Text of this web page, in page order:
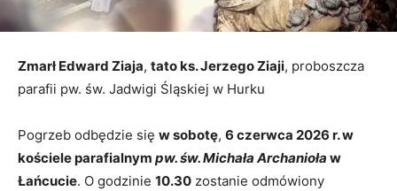
Zmarł Edward Ziaja, tato ks. Jerzego Ziaji, proboszcza
parafii pw. św. Jadwigi Śląskiej w Hurku
Pogrzeb odbędzie się w sobotę, 6 czerwca 2026 r. w
kościele parafialnym pw. św. Michała Archanioła w
Łańcucie. O godzinie 10.30 zostanie odmówiony